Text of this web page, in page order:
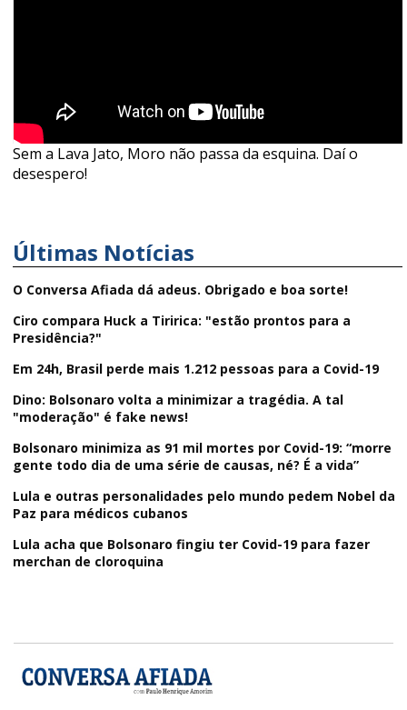
Sem a Lava Jato, Moro não passa da esquina. Daí o
desespero!
Últimas Notícias
O Conversa Afiada dá adeus. Obrigado e boa sorte!
Ciro compara Huck a Tiririca: "estão prontos para a
Presidência?"
Em 24h, Brasil perde mais 1.212 pessoas para a Covid-19
Dino: Bolsonaro volta a minimizar a tragédia. A tal
"moderação" é fake news!
Bolsonaro minimiza as 91 mil mortes por Covid-19: “morre
gente todo dia de uma série de causas, né? É a vida”
Lula e outras personalidades pelo mundo pedem Nobel da
Paz para médicos cubanos
Lula acha que Bolsonaro fingiu ter Covid-19 para fazer
merchan de cloroquina